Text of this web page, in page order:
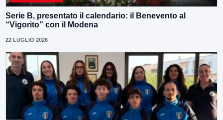
Serie B, presentato il calendario: il Benevento al
“Vigorito” con il Modena
22 LUGLIO 2026